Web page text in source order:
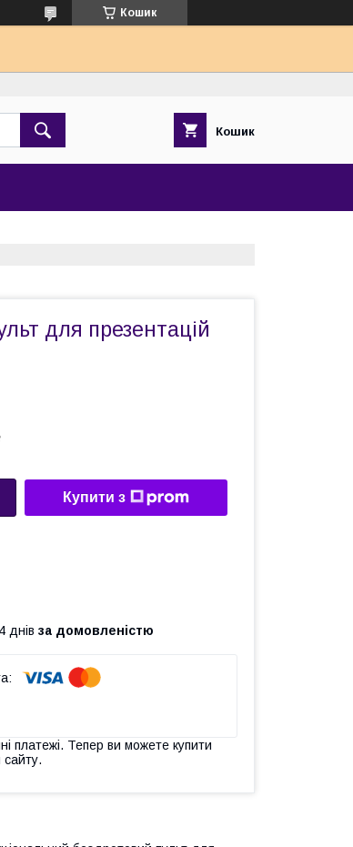
Кошик
Кошик
для презентацій
Купити з
днів за домовленістю
платежі. Тепер ви можете купити